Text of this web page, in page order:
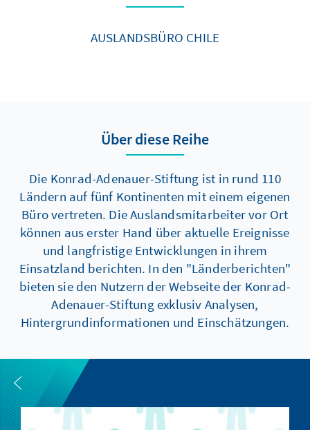
AUSLANDSBÜRO CHILE
Über diese Reihe
Die Konrad-Adenauer-Stiftung ist in rund 110
Ländern auf fünf Kontinenten mit einem eigenen
Büro vertreten. Die Auslandsmitarbeiter vor Ort
können aus erster Hand über aktuelle Ereignisse
und langfristige Entwicklungen in ihrem
Einsatzland berichten. In den "Länderberichten"
bieten sie den Nutzern der Webseite der Konrad-
Adenauer-Stiftung exklusiv Analysen,
Hintergrundinformationen und Einschätzungen.